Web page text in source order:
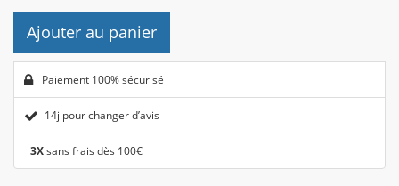
Ajouter au panier
Paiement 100% sécurisé
14j pour changer d’avis
3Xsans frais dès 100€